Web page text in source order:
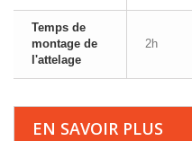
Temps de
montage de
l'attelage
2h
EN SAVOIR PLUS